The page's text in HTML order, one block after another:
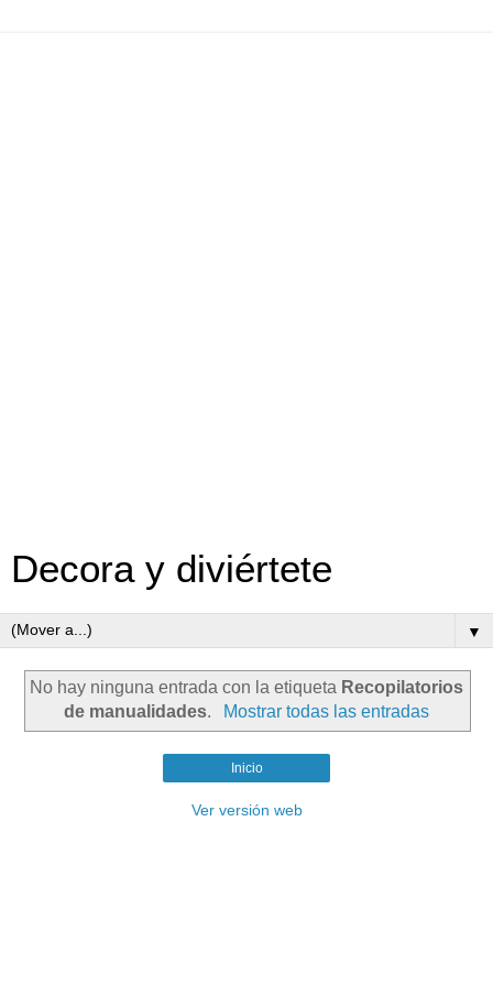
Decora y diviértete
▼
No hay ninguna entrada con la etiqueta Recopilatorios
de manualidades. Mostrar todas las entradas
Inicio
Ver versión web